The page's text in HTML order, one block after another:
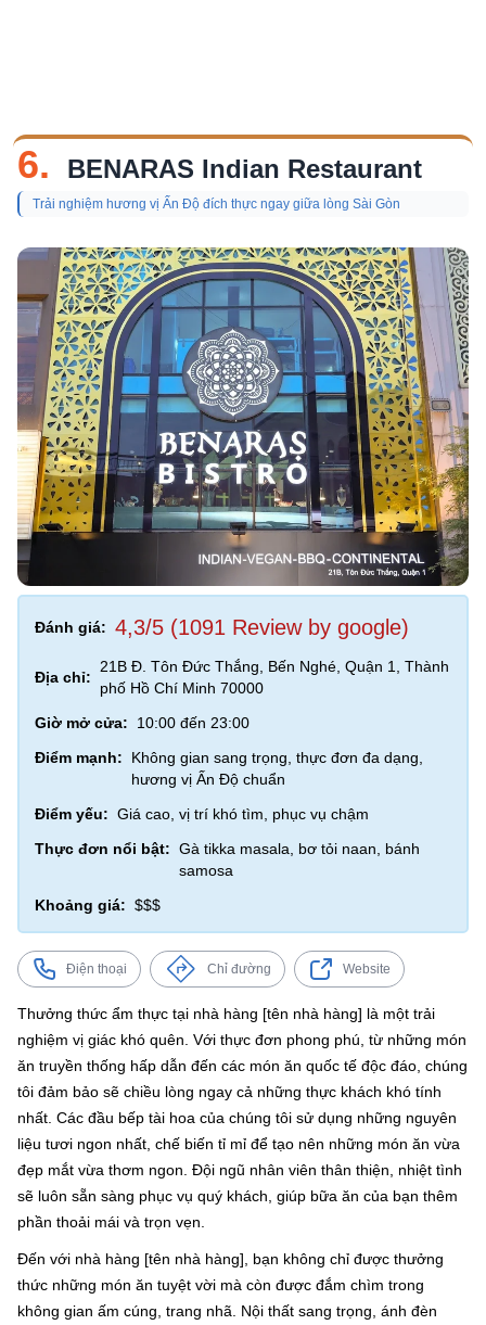
6. BENARAS Indian Restaurant
Trải nghiệm hương vị Ấn Độ đích thực ngay giữa lòng Sài Gòn
Đánh giá: 4,3/5 (1091 Review by google)
Địa chỉ:
21B Đ. Tôn Đức Thắng, Bến Nghé, Quận 1, Thành
phố Hồ Chí Minh 70000
Giờ mở cửa:
10:00 đến 23:00
Điểm mạnh:
Không gian sang trọng, thực đơn đa dạng,
hương vị Ấn Độ chuẩn
Điểm yếu: Giá cao, vị trí khó tìm, phục vụ chậm
Thực đơn nổi bật: Gà tikka masala, bơ tỏi naan, bánh
samosa
Khoảng giá: $$$
Điện thoại Chỉ đường Website
Thưởng thức ẩm thực tại nhà hàng [tên nhà hàng] là một trải
nghiệm vị giác khó quên. Với thực đơn phong phú, từ những món
ăn truyền thống hấp dẫn đến các món ăn quốc tế độc đáo, chúng
tôi đảm bảo sẽ chiều lòng ngay cả những thực khách khó tính
nhất. Các đầu bếp tài hoa của chúng tôi sử dụng những nguyên
liệu tươi ngon nhất, chế biến tỉ mỉ để tạo nên những món ăn vừa
đẹp mắt vừa thơm ngon. Đội ngũ nhân viên thân thiện, nhiệt tình
sẽ luôn sẵn sàng phục vụ quý khách, giúp bữa ăn của bạn thêm
phần thoải mái và trọn vẹn.
Đến với nhà hàng [tên nhà hàng], bạn không chỉ được thưởng
thức những món ăn tuyệt vời mà còn được đắm chìm trong
không gian ấm cúng, trang nhã. Nội thất sang trọng, ánh đèn